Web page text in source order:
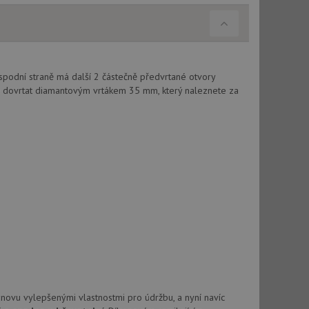
straně má další 2 částečně předvrtané otvory
diamantovým vrtákem 35 mm, který naleznete za
vylepšenými vlastnostmi pro údržbu, a nyní navíc
použit jako pro
k
Script.com
- což je